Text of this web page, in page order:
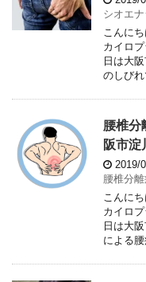
シオエ
こんに
カイロ
日は大
のしび
腰椎分
阪市淀
2019/
腰椎分離
こんに
カイロ
日は大
による